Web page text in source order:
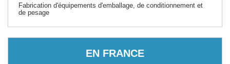
Fabrication d'équipements d'emballage, de conditionnement et
de pesage
EN FRANCE